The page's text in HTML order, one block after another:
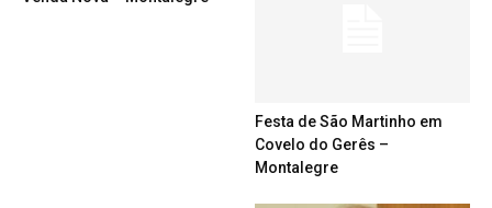
Festa de São Martinho em
Covelo do Gerês –
Montalegre